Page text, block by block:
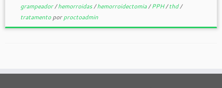
grampeador/hemorroidas/hemorroidectomia/PPH/thd/
tratamentoporproctoadmin